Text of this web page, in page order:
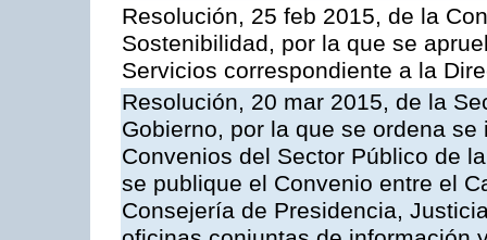
Resolución, 25 feb 2015, de la
Sostenibilidad, por la que se
Servicios correspondiente a la
Resolución, 20 mar 2015, de la
Gobierno, por la que se ordena
Convenios del Sector Público de
se publique el Convenio entre el
Consejería de Presidencia,